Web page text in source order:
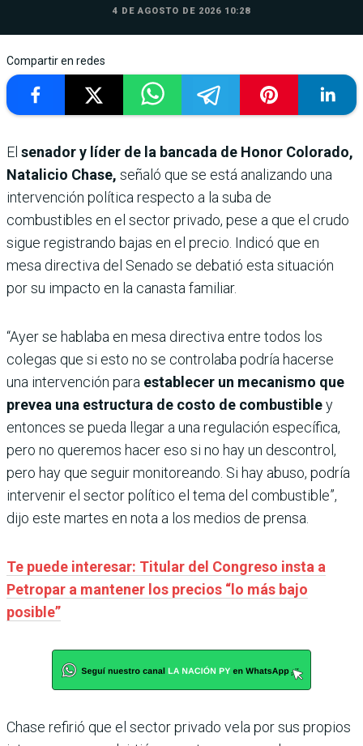
4 DE AGOSTO DE 2026 10:28
Compartir en redes
El senador y líder de la bancada de Honor Colorado,
Natalicio Chase, señaló que se está analizando una
intervención política respecto a la suba de
combustibles en el sector privado, pese a que el crudo
sigue registrando bajas en el precio. Indicó que en
mesa directiva del Senado se debatió esta situación
por su impacto en la canasta familiar.
“Ayer se hablaba en mesa directiva entre todos los
colegas que si esto no se controlaba podría hacerse
una intervención para establecer un mecanismo que
prevea una estructura de costo de combustibley
entonces se pueda llegar a una regulación específica,
pero no queremos hacer eso si no hay un descontrol,
pero hay que seguir monitoreando. Si hay abuso, podría
intervenir el sector político el tema del combustible”,
dijo este martes en nota a los medios de prensa.
Te puede interesar: Titular del Congreso insta a
Petropar a mantener los precios “lo más bajo
posible”
Chase refirió que el sector privado vela por sus propios